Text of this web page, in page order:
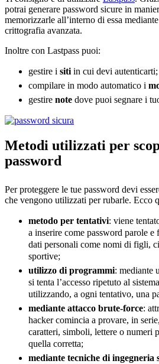
potrai generare password sicure in
memorizzarle all’interno di essa
crittografia avanzata.
Inoltre con Lastpass puoi:
gestire i siti in cui devi autenticarti;
compilare in modo automatico i
gestire note dove puoi segnare i
Metodi utilizzati per
password
Per proteggere le tue password devi
che vengono utilizzati per rubarle. Ecco
metodo per tentativi: viene
a inserire come password parole
dati personali come nomi di figli,
sportive;
utilizzo di programmi: mediante
si tenta l’accesso ripetuto al
utilizzando, a ogni tentativo, una
mediante attacco brute-force:
hacker comincia a provare, in
caratteri, simboli, lettere o numeri
quella corretta;
mediante tecniche di ingegneria